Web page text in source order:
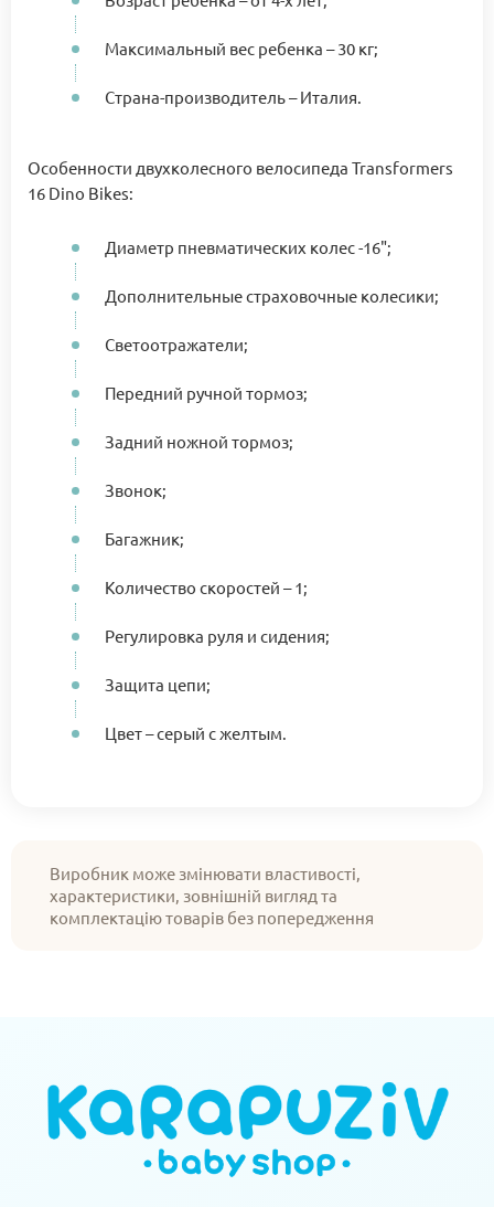
Максимальный вес ребенка – 30 кг;
Страна-производитель – Италия.
Особенности двухколесного велосипеда Transformers
16 Dino Bikes:
Диаметр пневматических колес -16";
Дополнительные страховочные колесики;
Светоотражатели;
Передний ручной тормоз;
Задний ножной тормоз;
Звонок;
Багажник;
Количество скоростей – 1;
Регулировка руля и сидения;
Защита цепи;
Цвет – серый с желтым.
Виробник може змінювати властивості,
характеристики, зовнішній вигляд та
комплектацію товарів без попередження